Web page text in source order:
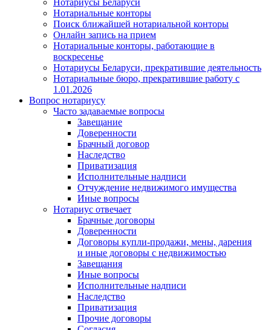
Нотариальные конторы
Поиск ближайшей нотариальной конторы
Онлайн запись на прием
Нотариальные конторы, работающие в
воскресенье
Нотариусы Беларуси, прекратившие деятельность
Нотариальные бюро, прекратившие работу с
1.01.2026
Вопрос нотариусу
Часто задаваемые вопросы
Завещание
Доверенности
Брачный договор
Наследство
Приватизация
Исполнительные надписи
Отчуждение недвижимого имущества
Иные вопросы
Нотариус отвечает
Брачные договоры
Доверенности
Договоры купли-продажи, мены, дарения
и иные договоры с недвижимостью
Завещания
Иные вопросы
Исполнительные надписи
Наследство
Приватизация
Прочие договоры